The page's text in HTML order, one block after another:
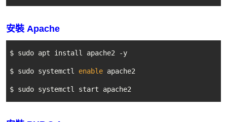
安裝 Apache
$ sudo apt install apache2 -y
$ sudo systemctl enable apache2
$ sudo systemctl start apache2